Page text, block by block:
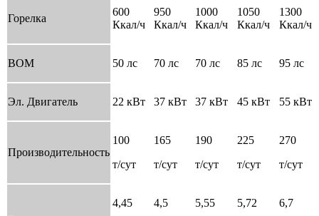
Горелка
600
Ккал/ч
950
Ккал/ч
1000
Ккал/ч
1050
Ккал/ч
1300
Ккал/ч
ВОМ 50 лс 70 лс 70 лс 85 лс 95 лс
Эл. Двигатель 22 кВт 37 кВт 37 кВт 45 кВт 55 кВт
Производительность
100
т/сут
165
т/сут
190
т/сут
225
т/сут
270
т/сут
4,45
4,5
5,55
5,72
6,7